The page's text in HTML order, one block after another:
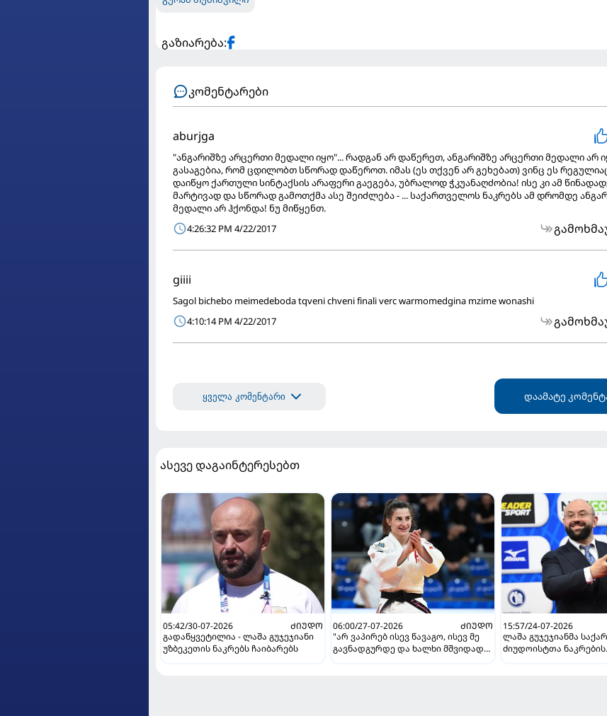
გაზიარება:
კომენტარები
aburjga
"ანგარიშზე არცერთი მედალი იყო"... რადგან არ დაწერეთ, ანგარიშზე არცერთი მედალი არ
გასაგებია, რომ ცდილობთ სწორად დაწეროთ. იმას (ეს თქვენ არ გეხებათ) ვინც ეს
დაიწყო ქართული სინტაქსის არაფერი გაეგება, უბრალოდ ჭკუანაღძობია! ისე კი ამ
მარტივად და სწორად გამოთქმა ასე შეიძლება - ... საქართველოს ნაკრებს ამ დრომდე
მედალი არ ჰქონდა! ნუ მიწყენთ.
4:26:32 PM 4/22/2017
giiii
Sagol bichebo meimedeboda tqveni chveni finali verc warmomedgina mzime wonashi
4:10:14 PM 4/22/2017
ყველა კომენტარი დაამატე
ასევე დაგაინტერესებთ
05:42/30-07-2026
ᲫᲘᲣᲓᲝ
გადაწყვეტილია - ლაშა გუჯეჯიანი
უზბეკეთის ნაკრებს ჩაიბარებს
06:00/27-07-2026
ᲫᲘᲣᲓᲝ
"არ ვაპირებ ისევ წავაგო, ისევ მე
გავნადგურდე და ხალხი მშვიდად
15:57/24-07-2026
ლაშა გუჯეჯიანმა
ძიუდოისტთა ნაკრების